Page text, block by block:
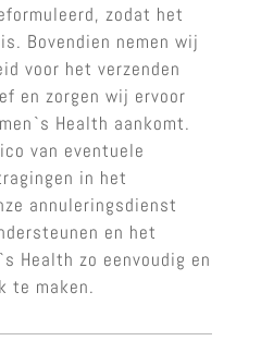
zodat het
Bovendien nemen wij
voor het verzenden
en zorgen wij ervoor
Health aankomt.
van eventuele
in het
annuleringsdienst
en het
Health zo eenvoudig en
te maken.